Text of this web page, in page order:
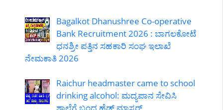
Bagalkot Dhanushree Co-operative
Bank Recruitment 2026 : ಬಾಗಲಕೋಟೆ
ಧನಶ್ರೀ ಪತ್ತಿನ ಸಹಕಾರಿ ಸಂಘ ಇಲಾಖೆ
ನೇಮಕಾತಿ 2026
Raichur headmaster came to school
drinking alcohol: ಮದ್ಯಪಾನ ಸೇವಿಸಿ